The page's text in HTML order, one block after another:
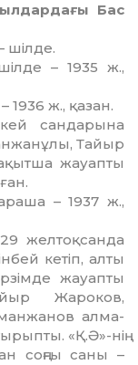
Бас
шілде.
– 1935 ж.,
1936 ж., қазан.
кей сандарына
Тайыр
жауапты
– 1937 ж.,
желтоқсанда
кетіп, алты
жауапты
Жароков,
алма-
«Қ.Ә»-нің
соңғы саны –